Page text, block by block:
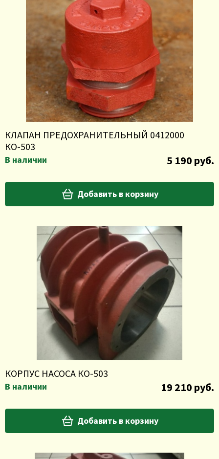
КЛАПАН ПРЕДОХРАНИТЕЛЬНЫЙ 0412000
КО-503
В наличии 5 190 руб.
Добавить в корзину
КОРПУС НАСОСА КО-503
В наличии 19 210 руб.
Добавить в корзину